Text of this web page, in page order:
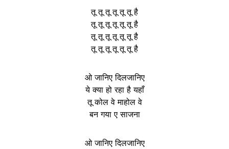
तू तू तू तू तू तू है
तू तू तू तू तू तू है
तू तू तू तू तू तू है
तू तू तू तू तू तू है
ओ जानिए दिलजानिए
ये क्या हो रहा है यहाँ
तू कोल वे माहोल वे
बन गया ए साजना
ओ जानिए दिलजानिए